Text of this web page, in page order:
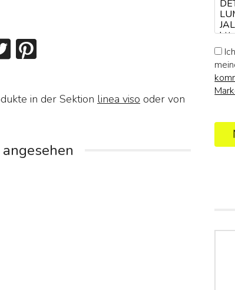
in der Sektion linea viso oder von